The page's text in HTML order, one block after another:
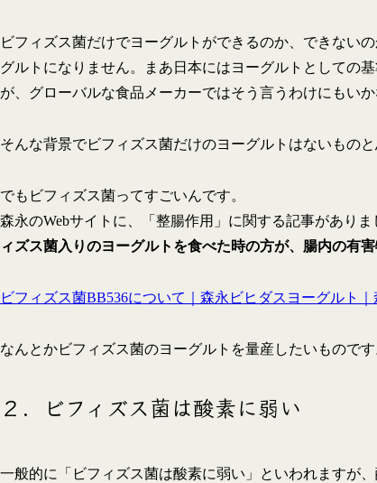
ビフィズス菌だけでヨーグルトができるのか、できない
グルトになりません。まあ日本にはヨーグルトとしての
が、グローバルな食品メーカーではそう言うわけにもいか
そんな背景でビフィズス菌だけのヨーグルトはないものと
でもビフィズス菌ってすごいんです。
森永のWebサイトに、「整腸作用」に関する記事があり
ィズス菌入りのヨーグルトを食べた時の方が、腸内の有
ビフィズス菌BB536について｜森永ビヒダスヨーグルト｜
なんとかビフィズス菌のヨーグルトを量産したいものです
２．ビフィズス菌は酸素に弱い
一般的に「ビフィズス菌は酸素に弱い」といわれますが